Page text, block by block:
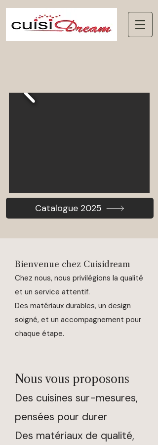
Catalogue 2025
Bienvenue chez Cuisidream​​
Chez nous, nous privilégions la qualité
et un service attentif.
Des matériaux durables, un design
soigné, et un accompagnement pour
chaque étape.
Nous vous proposons
Des cuisines sur-mesures,
pensées pour durer
Des matériaux de qualité,